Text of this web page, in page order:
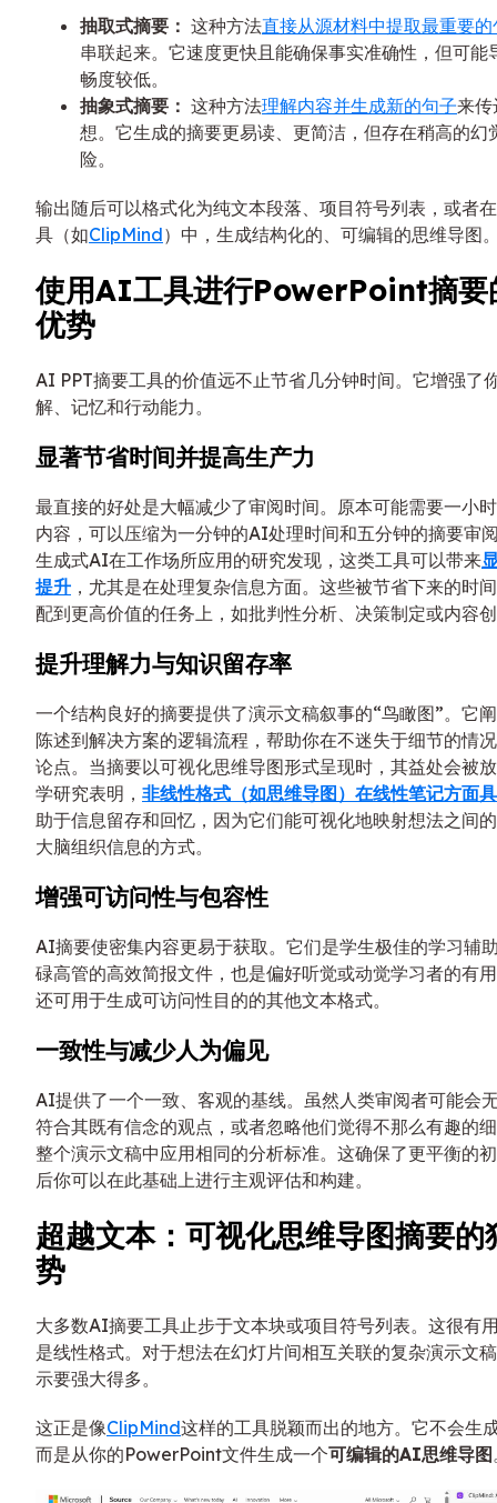
抽取式摘要： 这种方法直接从源材料中提取最重要的
串联起来。它速度更快且能确保事实准确性，但可能
畅度较低。
抽象式摘要： 这种方法理解内容并生成新的句子来传
想。它生成的摘要更易读、更简洁，但存在稍高的幻
险。
输出随后可以格式化为纯文本段落、项目符号列表，或者
具（如ClipMind）中，生成结构化的、可编辑的思维导图
使用AI工具进行PowerPoint摘要
优势
AI PPT摘要工具的价值远不止节省几分钟时间。它增强了
解、记忆和行动能力。
显著节省时间并提高生产力
最直接的好处是大幅减少了审阅时间。原本可能需要一小
内容，可以压缩为一分钟的AI处理时间和五分钟的摘要审
生成式AI在工作场所应用的研究发现，这类工具可以带来
提升 ，尤其是在处理复杂信息方面。这些被节省下来的时
配到更高价值的任务上，如批判性分析、决策制定或内容
提升理解力与知识留存率
一个结构良好的摘要提供了演示文稿叙事的“鸟瞰图”。它
陈述到解决方案的逻辑流程，帮助你在不迷失于细节的情
论点。当摘要以可视化思维导图形式呈现时，其益处会被
学研究表明， 非线性格式（如思维导图）在线性笔记方面
助于信息留存和回忆，因为它们能可视化地映射想法之间
大脑组织信息的方式。
增强可访问性与包容性
AI摘要使密集内容更易于获取。它们是学生极佳的学习辅
碌高管的高效简报文件，也是偏好听觉或动觉学习者的有
还可用于生成可访问性目的的其他文本格式。
一致性与减少人为偏见
AI提供了一个一致、客观的基线。虽然人类审阅者可能会
符合其既有信念的观点，或者忽略他们觉得不那么有趣的
整个演示文稿中应用相同的分析标准。这确保了更平衡的
后你可以在此基础上进行主观评估和构建。
超越文本：可视化思维导图摘要的
势
大多数AI摘要工具止步于文本块或项目符号列表。这很有
是线性格式。对于想法在幻灯片间相互关联的复杂演示文
示要强大得多。
这正是像ClipMind这样的工具脱颖而出的地方。它不会生
而是从你的PowerPoint文件生成一个可编辑的AI思维导图